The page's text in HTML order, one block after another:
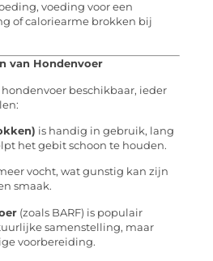
voeding voor een
of caloriearme brokken bij
van Hondenvoer
beschikbaar, ieder
is handig in gebruik, lang
het gebit schoon te houden.
vocht, wat gunstig kan zijn
smaak.
(zoals BARF) is populair
samenstelling, maar
voorbereiding.